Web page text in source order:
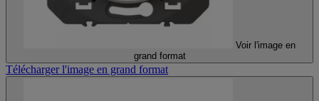
Voir l'image en
grand format
Télécharger l'image en grand format